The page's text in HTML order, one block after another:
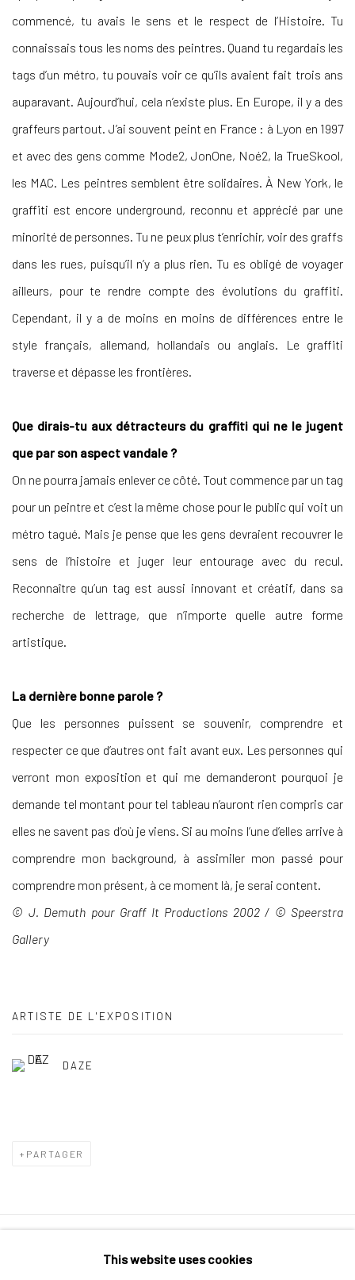
commencé, tu avais le sens et le respect de l’Histoire. Tu
connaissais tous les noms des peintres. Quand tu regardais les
tags d’un métro, tu pouvais voir ce qu’ils avaient fait trois ans
auparavant. Aujourd’hui, cela n’existe plus. En Europe, il y a des
graffeurs partout. J’ai souvent peint en France : à Lyon en 1997
et avec des gens comme Mode2, JonOne, Noé2, la TrueSkool,
les MAC. Les peintres semblent être solidaires. À New York, le
graffiti est encore underground, reconnu et apprécié par une
minorité de personnes. Tu ne peux plus t’enrichir, voir des graffs
dans les rues, puisqu’il n’y a plus rien. Tu es obligé de voyager
ailleurs, pour te rendre compte des évolutions du graffiti.
Cependant, il y a de moins en moins de différences entre le
style français, allemand, hollandais ou anglais. Le graffiti
traverse et dépasse les frontières.
Que dirais-tu aux détracteurs du graffiti qui ne le jugent
que par son aspect vandale ?
On ne pourra jamais enlever ce côté. Tout commence par un tag
pour un peintre et c’est la même chose pour le public qui voit un
métro tagué. Mais je pense que les gens devraient recouvrer le
sens de l’histoire et juger leur entourage avec du recul.
Reconnaître qu’un tag est aussi innovant et créatif, dans sa
recherche de lettrage, que n’importe quelle autre forme
artistique.
La dernière bonne parole ?
Que les personnes puissent se souvenir, comprendre et
respecter ce que d’autres ont fait avant eux. Les personnes qui
verront mon exposition et qui me demanderont pourquoi je
demande tel montant pour tel tableau n’auront rien compris car
elles ne savent pas d’où je viens. Si au moins l’une d’elles arrive à
comprendre mon background, à assimiler mon passé pour
comprendre mon présent, à ce moment là, je serai content.
© J. Demuth pour Graff It Productions 2002 / © Speerstra
Gallery
ARTISTE DE L'EXPOSITION
DAZE
PARTAGER
Politique de confidentialité Politique d'accessibilité
This website uses cookies